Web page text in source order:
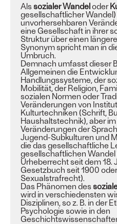
Alssozialer Wandeloder
gesellschaftlicher
unvorhersehbaren
eine Gesellschaft in ihrer
Struktur über einen
Synonym spricht man in
Umbruch.
Demnach umfasst dieser
Allgemeinen die
Handlungssysteme, der
Mobilität, der Religion,
sozialen Normen oder
Veränderungen von
Kulturtechniken (Schrift,
Haushaltstechnik), aber
Veränderungen der
Jugend-Subkulturen und
die das gesellschaftliche
gesellschaftlichen Wandel
Urheberrecht seit dem 18.
Gesetzbuch seit 1900
Sexualstrafrecht).
Das Phänomen des
wird in verschiedensten
Disziplinen, so z. B. in der
Psychologie sowie in den